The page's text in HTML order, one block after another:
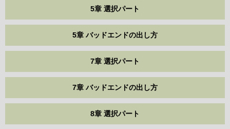
5章 選択パート
5章 バッドエンドの出し方
7章 選択パート
7章 バッドエンドの出し方
8章 選択パート